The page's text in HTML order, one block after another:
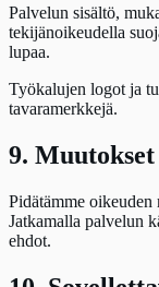
Palvelun sisältö,
tekijänoikeudella
lupaa.
Työkalujen logot ja
tavaramerkkejä.
9. Muutokset
Pidätämme oikeuden
Jatkamalla palvelun
ehdot.